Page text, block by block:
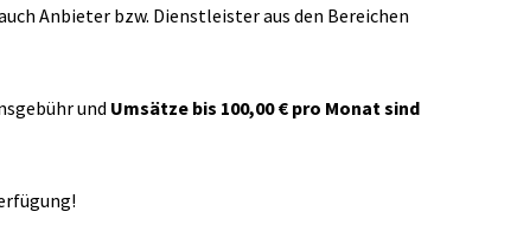
Anbieter bzw. Dienstleister aus den Bereichen
und Umsätze bis 100,00 € pro Monat sind